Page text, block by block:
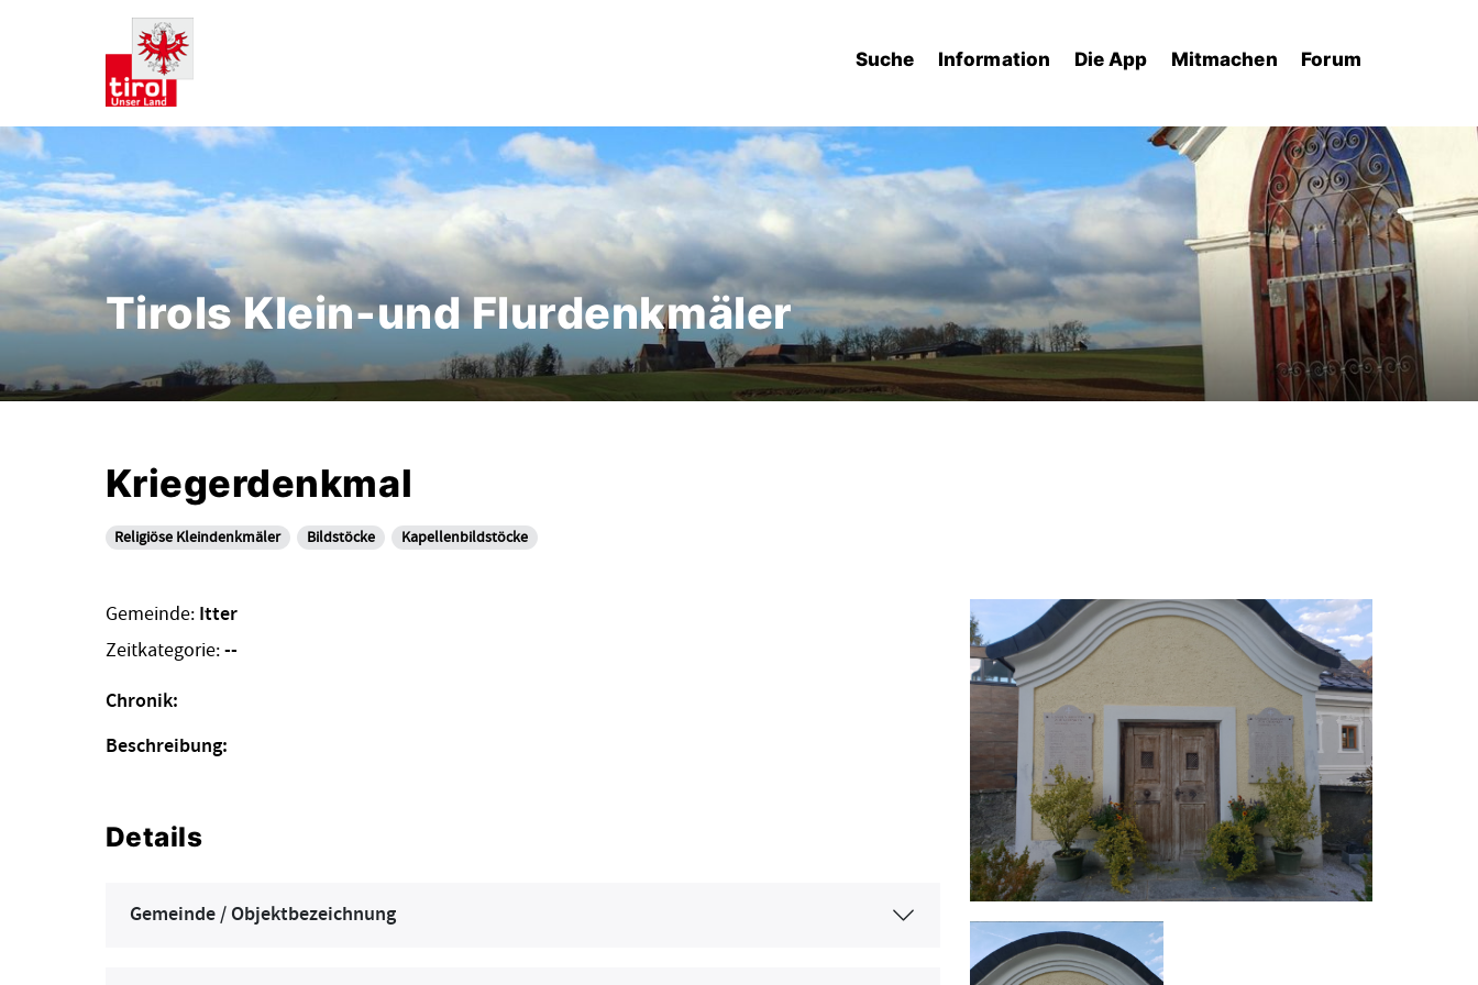
Suche Information Die App Mitmachen Forum
Tirols Klein-und Flurdenkmäler
Kriegerdenkmal
Religiöse Kleindenkmäler Bildstöcke Kapellenbildstöcke
Gemeinde: Itter
Zeitkategorie:--
Chronik:
Beschreibung:
Details
Gemeinde / Objektbezeichnung